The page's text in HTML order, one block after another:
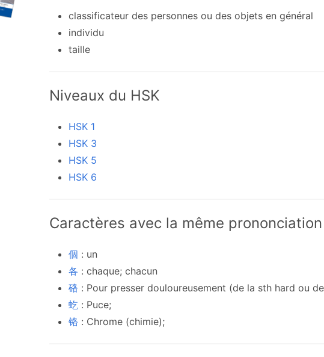
classificateur des personnes ou des objets en général
individu
taille
Niveaux du HSK
HSK 1
HSK 3
HSK 5
HSK 6
Caractères avec la même prononciation
個 : un
各 : chaque; chacun
硌 : Pour presser douloureusement (de la sth hard ou
虼 : Puce;
铬 : Chrome (chimie);